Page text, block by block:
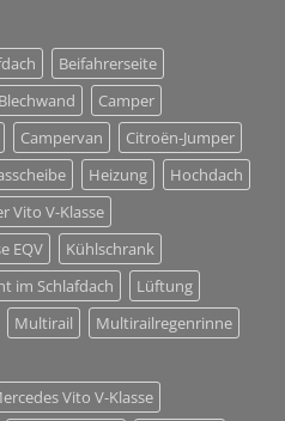
Beifahrerseite
Blechwand
Camper
Campervan
Citroën-Jumper
Heizung
Hochdach
Vito V-Klasse
EQV
Kühlschrank
im Schlafdach
Lüftung
Multirail
Multirailregenrinne
Vito V-Klasse